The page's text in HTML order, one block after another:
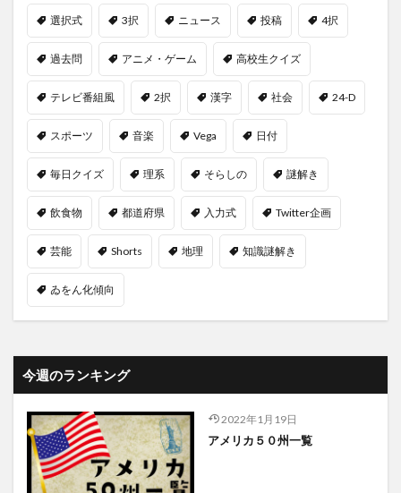
選択式 3択 ニュース 投稿 4択
過去問 アニメ・ゲーム 高校生クイズ
テレビ番組風 2択 漢字 社会 24-D
スポーツ 音楽 Vega 日付
毎日クイズ 理系 そらしの 謎解き
飲食物 都道府県 入力式 Twitter企画
芸能 Shorts 地理 知識謎解き
ゐをん化傾向
今週のランキング
2022年1月19日
アメリカ５０州一覧